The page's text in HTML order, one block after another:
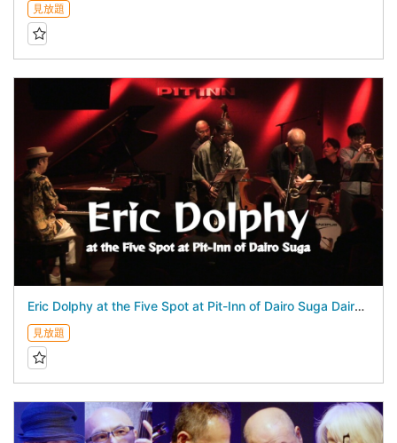
見放題
Eric Dolphy at the Five Spot at Pit-Inn of Dairo Suga Dairo Suga 5Days - July 24, 2026 -
見放題